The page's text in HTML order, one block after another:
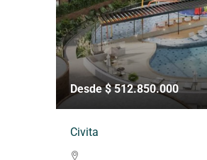
Desde $ 512.850.000
Civita